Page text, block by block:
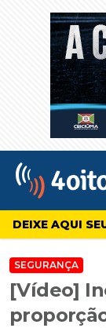
4oito
DEIXE AQUI
SEGURANÇA
[Vídeo]